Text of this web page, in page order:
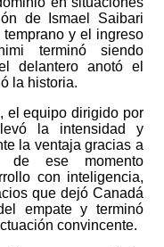
de Ismael Saibari
y el ingreso
terminó siendo
delantero anotó el
la historia.
el equipo dirigido por
la intensidad y
la ventaja gracias a
de ese momento
con inteligencia,
que dejó Canadá
empate y terminó
convincente.